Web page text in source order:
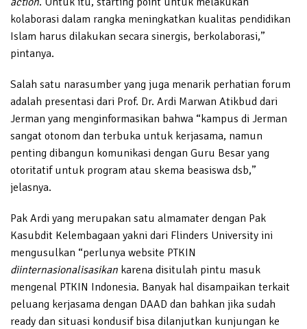
kolaborasi dalam rangka meningkatkan kualitas pendidikan
Islam harus dilakukan secara sinergis, berkolaborasi,”
pintanya.
Salah satu narasumber yang juga menarik perhatian forum
adalah presentasi dari Prof. Dr. Ardi Marwan Atikbud dari
Jerman yang menginformasikan bahwa “kampus di Jerman
sangat otonom dan terbuka untuk kerjasama, namun
penting dibangun komunikasi dengan Guru Besar yang
otoritatif untuk program atau skema beasiswa dsb,”
jelasnya.
Pak Ardi yang merupakan satu almamater dengan Pak
Kasubdit Kelembagaan yakni dari Flinders University ini
mengusulkan “perlunya website PTKIN
diinternasionalisasikan karena disitulah pintu masuk
mengenal PTKIN Indonesia. Banyak hal disampaikan terkait
peluang kerjasama dengan DAAD dan bahkan jika sudah
ready dan situasi kondusif bisa dilanjutkan kunjungan ke